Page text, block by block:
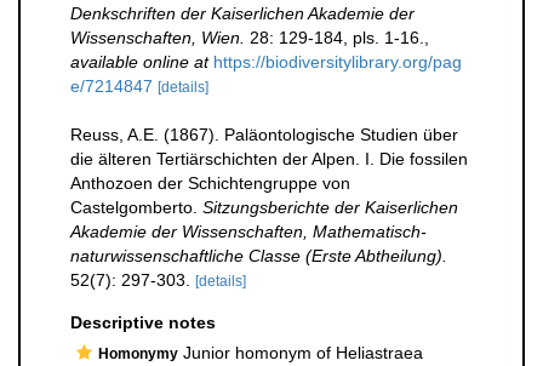
Denkschriften der Kaiserlichen Akademie der
Wissenschaften, Wien. 28: 129-184, pls. 1-16.
available online at https://biodiversitylibrary.org/pag
e/7214847 [details]
Reuss, A.E. (1867). Paläontologische Studien über
die älteren Tertiärschichten der Alpen. I. Die fossilen
Anthozoen der Schichtengruppe von
Castelgomberto. Sitzungsberichte der Kaiserlichen
Akademie der Wissenschaften, Mathematisch-
naturwissenschaftliche Classe (Erste Abtheilung).
52(7): 297-303.
[details]
Descriptive notes
Homonymy Junior homonym of Heliastraea